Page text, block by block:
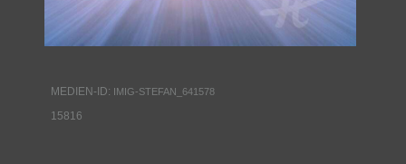
AUSSTELLUNGEN
KONTAKT
MEDIEN-ID: IMIG-STEFAN_641578
15816